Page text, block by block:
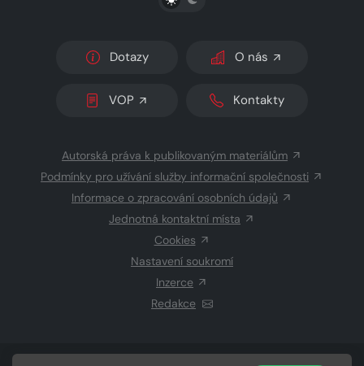
Dotazy O nás
VOP Kontakty
Autorská práva k publikovaným materiálům
Podmínky pro užívání služby informační společnosti
Informace o zpracování osobních údajů
Jednotná kontaktní místa
Cookies
Nastavení soukromí
Inzerce
Redakce